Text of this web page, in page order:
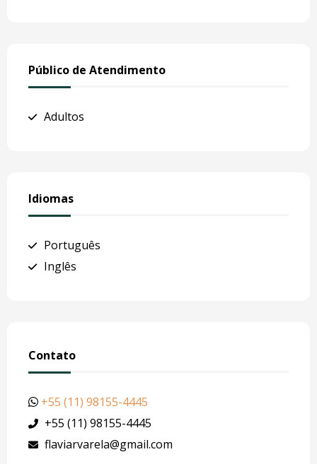
Público de Atendimento
Adultos
Idiomas
Português
Inglês
Contato
+55 (11) 98155-4445
+55 (11) 98155-4445
flaviarvarela@gmail.com